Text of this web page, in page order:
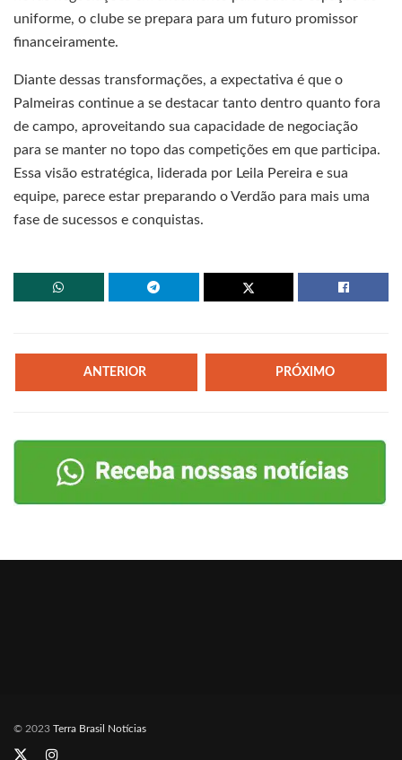
uniforme, o clube se prepara para um futuro promissor
financeiramente.
Diante dessas transformações, a expectativa é que o
Palmeiras continue a se destacar tanto dentro quanto fora
de campo, aproveitando sua capacidade de negociação
para se manter no topo das competições em que participa.
Essa visão estratégica, liderada por Leila Pereira e sua
equipe, parece estar preparando o Verdão para mais uma
fase de sucessos e conquistas.
ANTERIOR PRÓXIMO
© 2023 Terra Brasil Notícias